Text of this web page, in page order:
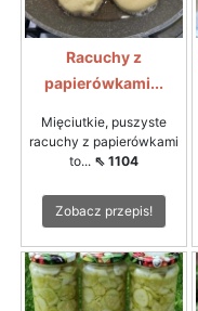
Racuchy z
papierówkami...
Mięciutkie, puszyste
racuchy z papierówkami
to... ⇖ 1104
Zobacz przepis!